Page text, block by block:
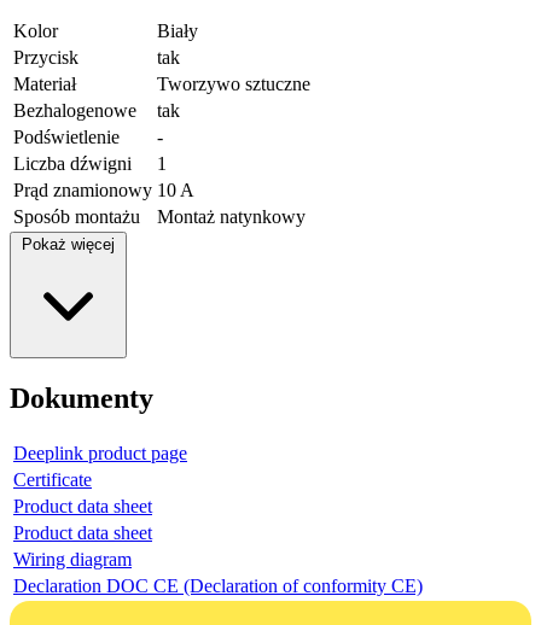
Kolor
Biały
Przycisk
tak
Materiał
Tworzywo sztuczne
Bezhalogenowe
tak
Podświetlenie
-
Liczba dźwigni
1
Prąd znamionowy 10 A
Sposób montażu
Montaż natynkowy
Pokaż więcej
Dokumenty
Deeplink product page
Certificate
Product data sheet
Product data sheet
Wiring diagram
Declaration DOC CE (Declaration of conformity CE)